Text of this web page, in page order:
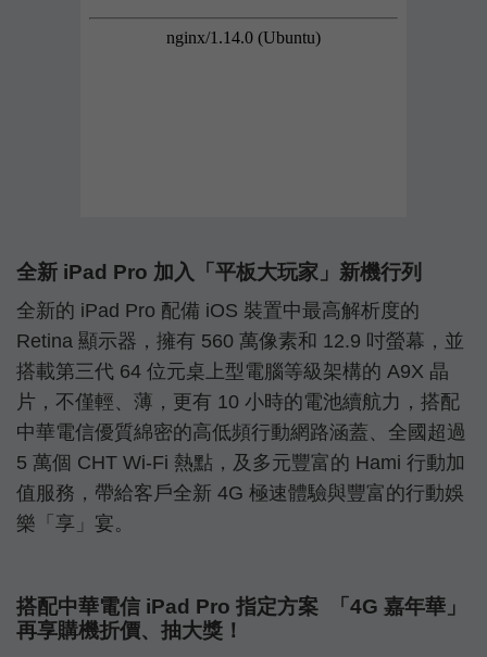
全新 iPad Pro 加入「平板大玩家」新機行列
全新的 iPad Pro 配備 iOS 裝置中最高解析度的
Retina 顯示器，擁有 560 萬像素和 12.9 吋螢幕，並
搭載第三代 64 位元桌上型電腦等級架構的 A9X 晶
片，不僅輕、薄，更有 10 小時的電池續航力，搭配
中華電信優質綿密的高低頻行動網路涵蓋、全國超過
5 萬個 CHT Wi-Fi 熱點，及多元豐富的 Hami 行動加
值服務，帶給客戶全新 4G 極速體驗與豐富的行動娛
樂「享」宴。
搭配中華電信 iPad Pro 指定方案 「4G 嘉年華」
再享購機折價、抽大獎！